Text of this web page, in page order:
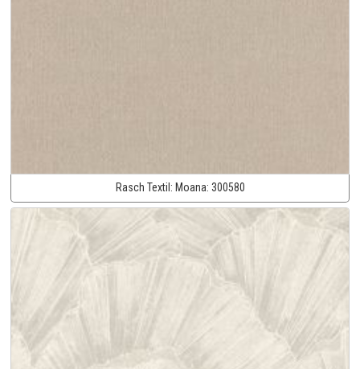
Rasch Textil: Moana: 300580